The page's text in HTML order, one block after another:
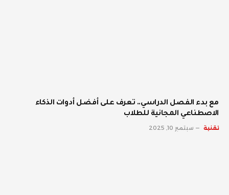
مع بدء الفصل الدراسي.. تعرف على أفضل أدوات الذكاء
الاصطناعي المجانية للطلاب
تقنية سبتمبر 10, 2025